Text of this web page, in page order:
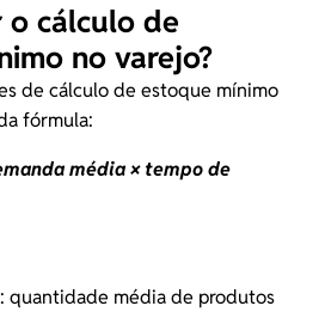
o cálculo de
no varejo?
de cálculo de estoque mínimo
fórmula:
média × tempo de
: quantidade média de produtos